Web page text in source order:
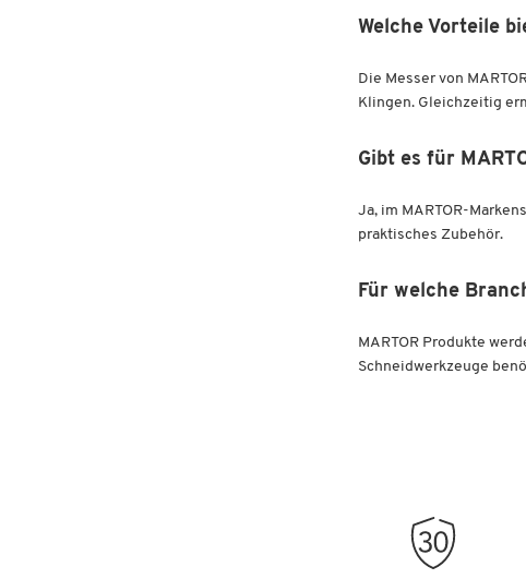
Welche Vorteile
Die Messer von
Klingen. Gleichzeitig
Gibt es für
Ja, im MARTOR-
praktisches Zubehör.
Für welche
MARTOR Produkte
Schneidwerkzeuge